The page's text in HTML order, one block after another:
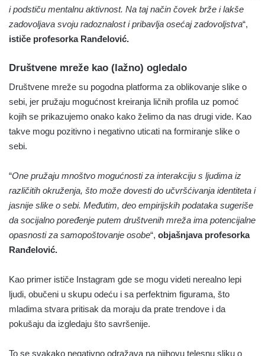
i podstiču mentalnu aktivnost. Na taj način čovek brže i lakše
zadovoljava svoju radoznalost i pribavlja osećaj zadovoljstva“,
ističe profesorka Ranđelović.
Društvene mreže kao (lažno) ogledalo
Društvene mreže su pogodna platforma za oblikovanje slike o
sebi, jer pružaju mogućnost kreiranja ličnih profila uz pomoć
kojih se prikazujemo onako kako želimo da nas drugi vide. Kao
takve mogu pozitivno i negativno uticati na formiranje slike o
sebi.
“One pružaju mnoštvo mogućnosti za interakciju s ljudima iz
različitih okruženja, što može dovesti do učvršćivanja identiteta i
jasnije slike o sebi. Međutim, deo empirijskih podataka sugeriše
da socijalno poređenje putem društvenih mreža ima potencijalne
opasnosti za samopoštovanje osobe“, objašnjava profesorka
Ranđelović.
Kao primer ističe Instagram gde se mogu videti nerealno lepi
ljudi, obučeni u skupu odeću i sa perfektnim figurama, što
mladima stvara pritisak da moraju da prate trendove i da
pokušaju da izgledaju što savršenije.
To se svakako negativno odražava na njihovu telesnu sliku o